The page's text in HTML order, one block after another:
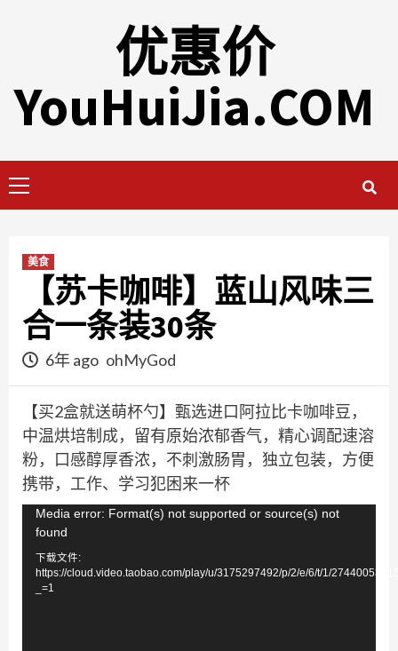
优惠价
YouHuiJia.COM
Menu
美食
【苏卡咖啡】蓝山风味三
合一条装30条
6年 ago ohMyGod
【买2盒就送萌杯勺】甄选进口阿拉比卡咖啡豆，
中温烘培制成，留有原始浓郁香气，精心调配速溶
粉，口感醇厚香浓，不刺激肠胃，独立包装，方便
携带，工作、学习犯困来一杯
视
频
Media error: Format(s) not supported or source(s) not
found
下载文件:
https://cloud.video.taobao.com/play/u/3175297492/p/2/e/6/t/1/
_=1